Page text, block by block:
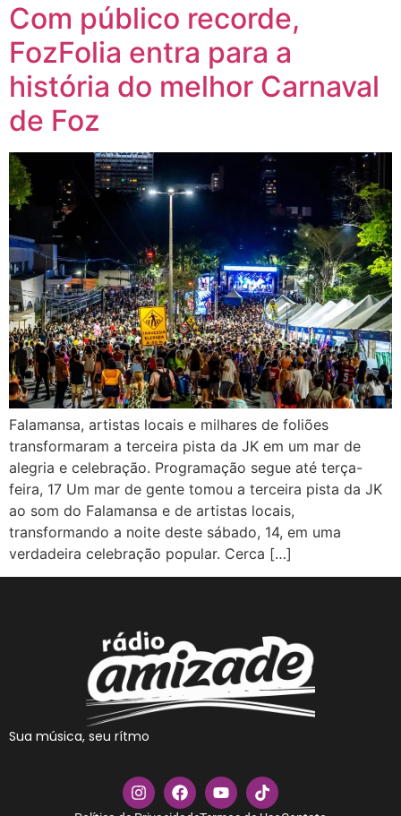
Com público recorde,
FozFolia entra para a
história do melhor Carnaval
de Foz
Falamansa, artistas locais e milhares de foliões
transformaram a terceira pista da JK em um mar de
alegria e celebração. Programação segue até terça-
feira, 17 Um mar de gente tomou a terceira pista da JK
ao som do Falamansa e de artistas locais,
transformando a noite deste sábado, 14, em uma
verdadeira celebração popular. Cerca […]
Sua música, seu rítmo